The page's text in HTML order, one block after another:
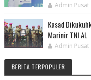
Admin Pusat
Kasad
Marinir TNI AL
Admin Pusat
BERITA TERPOPULER